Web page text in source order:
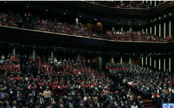
Sağlık
Siyaset
Teknoloji